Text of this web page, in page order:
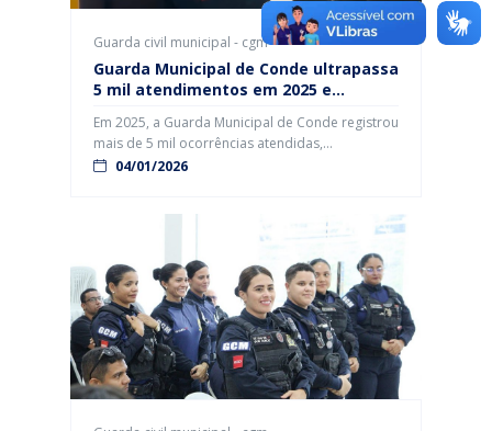
Guarda civil municipal - cgm
Guarda Municipal de Conde ultrapassa
5 mil atendimentos em 2025 e
Verão
Em 2025, a Guarda Municipal de Conde registrou
mais de 5 mil ocorrências atendidas,
reafirmando o compromisso permanente com a
física das pessoas. O balanço reflete a presença
diária da corporação nas ruas, comunidades e
áreas de grande circulação do município.
Segundo […]
04/01/2026